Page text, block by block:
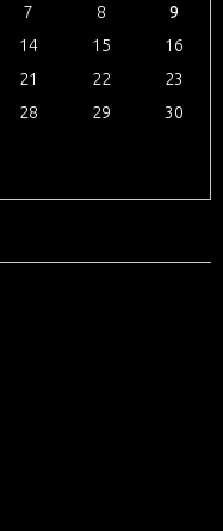
7 8
9
14 15
16
21 22
23
28 29
30